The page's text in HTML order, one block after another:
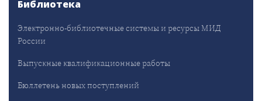
Библиотека
Электронно-библиотечные системы и ресурсы МИД
России
Выпускные квалификационные работы
Бюллетень новых поступлений